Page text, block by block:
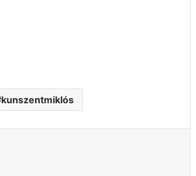
kunszentmiklós